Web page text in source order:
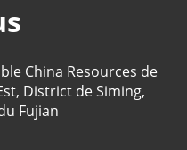
China Resources de
District de Siming,
Fujian